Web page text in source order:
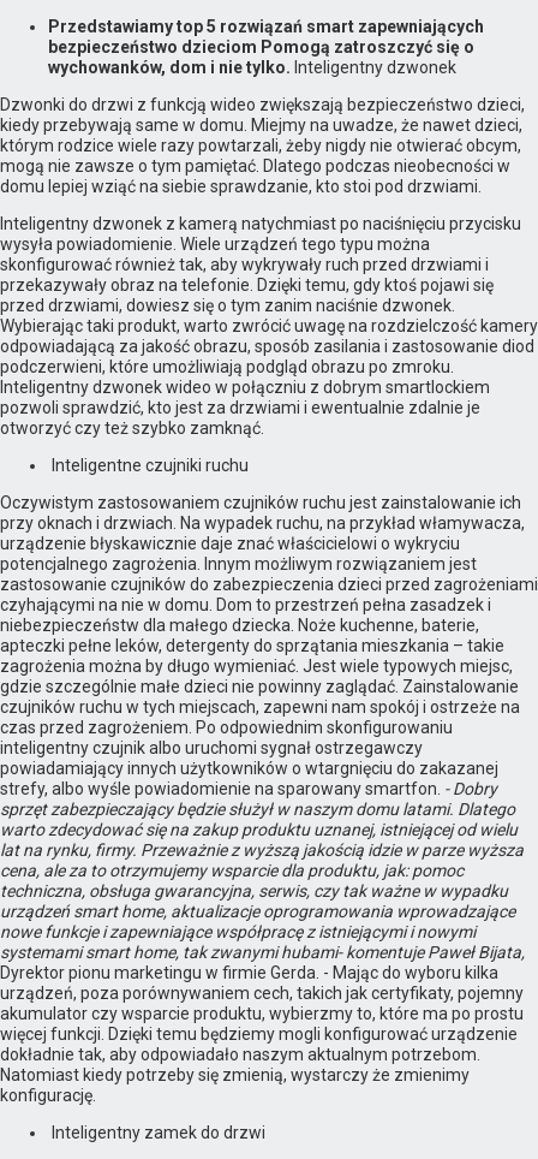
Przedstawiamy top 5 rozwiązań smart zapewniających
bezpieczeństwo dzieciom Pomogą zatroszczyć się o
wychowanków, dom i nie tylko. Inteligentny dzwonek
Dzwonki do drzwi z funkcją wideo zwiększają bezpieczeństwo dzieci,
kiedy przebywają same w domu. Miejmy na uwadze, że nawet dzieci,
którym rodzice wiele razy powtarzali, żeby nigdy nie otwierać obcym,
mogą nie zawsze o tym pamiętać. Dlatego podczas nieobecności w
domu lepiej wziąć na siebie sprawdzanie, kto stoi pod drzwiami.
Inteligentny dzwonek z kamerą natychmiast po naciśnięciu przycisku
wysyła powiadomienie. Wiele urządzeń tego typu można
skonfigurować również tak, aby wykrywały ruch przed drzwiami i
przekazywały obraz na telefonie. Dzięki temu, gdy ktoś pojawi się
przed drzwiami, dowiesz się o tym zanim naciśnie dzwonek.
Wybierając taki produkt, warto zwrócić uwagę na rozdzielczość kamery
odpowiadającą za jakość obrazu, sposób zasilania i zastosowanie diod
podczerwieni, które umożliwiają podgląd obrazu po zmroku.
Inteligentny dzwonek wideo w połączniu z dobrym smartlockiem
pozwoli sprawdzić, kto jest za drzwiami i ewentualnie zdalnie je
otworzyć czy też szybko zamknąć.
Inteligentne czujniki ruchu
Oczywistym zastosowaniem czujników ruchu jest zainstalowanie ich
przy oknach i drzwiach. Na wypadek ruchu, na przykład włamywacza,
urządzenie błyskawicznie daje znać właścicielowi o wykryciu
potencjalnego zagrożenia. Innym możliwym rozwiązaniem jest
zastosowanie czujników do zabezpieczenia dzieci przed zagrożeniami
czyhającymi na nie w domu. Dom to przestrzeń pełna zasadzek i
niebezpieczeństw dla małego dziecka. Noże kuchenne, baterie,
apteczki pełne leków, detergenty do sprzątania mieszkania – takie
zagrożenia można by długo wymieniać. Jest wiele typowych miejsc,
gdzie szczególnie małe dzieci nie powinny zaglądać. Zainstalowanie
czujników ruchu w tych miejscach, zapewni nam spokój i ostrzeże na
czas przed zagrożeniem. Po odpowiednim skonfigurowaniu
inteligentny czujnik albo uruchomi sygnał ostrzegawczy
powiadamiający innych użytkowników o wtargnięciu do zakazanej
strefy, albo wyśle powiadomienie na sparowany smartfon. - Dobry
sprzęt zabezpieczający będzie służył w naszym domu latami. Dlatego
warto zdecydować się na zakup produktu uznanej, istniejącej od wielu
lat na rynku, firmy. Przeważnie z wyższą jakością idzie w parze wyższa
cena, ale za to otrzymujemy wsparcie dla produktu, jak: pomoc
techniczna, obsługa gwarancyjna, serwis, czy tak ważne w wypadku
urządzeń smart home, aktualizacje oprogramowania wprowadzające
nowe funkcje i zapewniające współpracę z istniejącymi i nowymi
systemami smart home, tak zwanymi hubami- komentuje Paweł Bijata,
Dyrektor pionu marketingu w firmie Gerda. - Mając do wyboru kilka
urządzeń, poza porównywaniem cech, takich jak certyfikaty, pojemny
akumulator czy wsparcie produktu, wybierzmy to, które ma po prostu
więcej funkcji. Dzięki temu będziemy mogli konfigurować urządzenie
dokładnie tak, aby odpowiadało naszym aktualnym potrzebom.
Natomiast kiedy potrzeby się zmienią, wystarczy że zmienimy
konfigurację.
Inteligentny zamek do drzwi